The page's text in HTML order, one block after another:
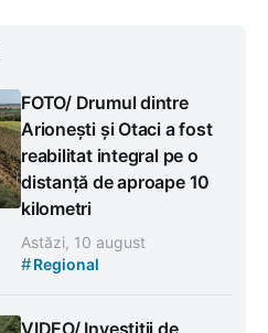
FOTO/ Drumul dintre
Arionești și Otaci a fost
reabilitat integral pe o
distanță de aproape 10
kilometri
Astăzi, 10 august
#Regional